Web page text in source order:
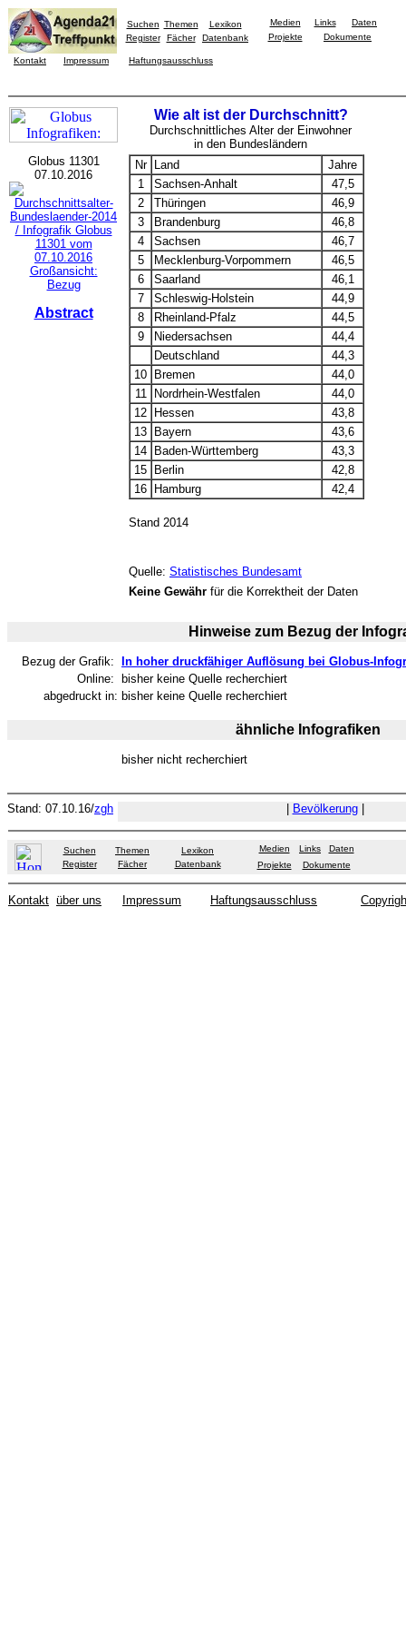
Suchen Themen
Lexikon
Register
Fächer Datenbank
Medien Links
Daten
Projekte
Dokumente
Kontakt Impressum Haftungsausschluss
Wie alt ist der Durchschnitt?
Durchschnittliches Alter der Einwohner
in den Bundesländern
Globus 11301
07.10.2016
Großansicht:
Bezug
Abstract
Nr Land
Jahre
1
Sachsen-Anhalt
47,5
2
Thüringen
46,9
3
Brandenburg
46,8
4
Sachsen
46,7
5
Mecklenburg-Vorpommern
46,5
6
Saarland
46,1
7
Schleswig-Holstein
44,9
8
Rheinland-Pfalz
44,5
9
Niedersachsen
44,4
Deutschland
44,3
10
Bremen
44,0
11
Nordrhein-Westfalen
44,0
12
Hessen
43,8
13
Bayern
43,6
14
Baden-Württemberg
43,3
15
Berlin
42,8
16
Hamburg 42,4
Stand 2014
Quelle: Statistisches Bundesamt
Keine Gewähr für die Korrektheit der Daten
Hinweise zum Bezug der
Bezug der Grafik:
In hoher druckfähiger Auflösung bei Globus-
Online:
bisher keine Quelle recherchiert
abgedruckt in: bisher keine Quelle recherchiert
ähnliche Infografiken
bisher nicht recherchiert
Stand: 07.10.16/zgh Bevölkerung|
Suchen Themen
Lexikon
Register
Fächer Datenbank
Medien Links
Daten
Projekte
Dokumente
Kontakt über uns Impressum Haftungsausschluss